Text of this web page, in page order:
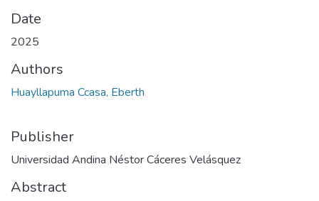
Date
2025
Authors
Huayllapuma Ccasa, Eberth
Publisher
Universidad Andina Néstor Cáceres Velásquez
Abstract